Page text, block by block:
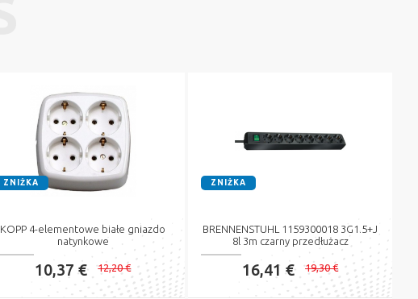
ZNIŻKA
KOPP 4-elementowe białe gniazdo
natynkowe
10,37 € 12,20 €
ZNIŻKA
BRENNENSTUHL 1159300018 3G1.5+J
8l 3m czarny przedłużacz
16,41 € 19,30 €